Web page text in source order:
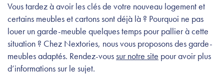
Vous tardez à avoir les clés de votre nouveau logement et
certains meubles et cartons sont déjà là ? Pourquoi ne pas
louer un garde-meuble quelques temps pour pallier à cette
situation ? Chez Nextories, nous vous proposons des garde-
meubles adaptés. Rendez-voussur notre site pour avoir plus
d’informations sur le sujet.